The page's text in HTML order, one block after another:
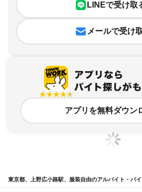
LINEで受け取
メールで受け
アプリを無料ダウン
東京都、上野広小路駅、服装自由のアルバイト・バ